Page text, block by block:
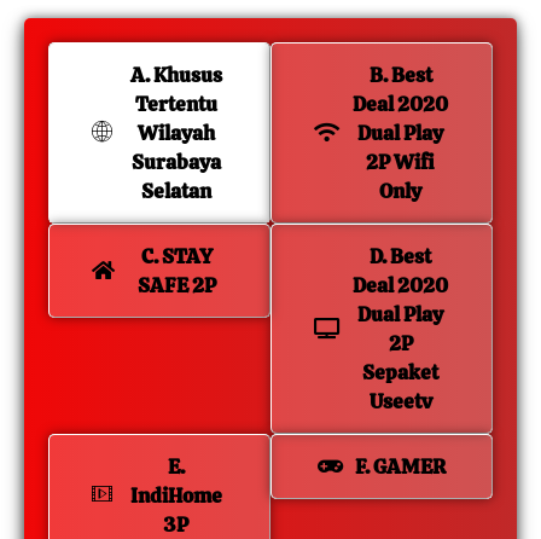
A. Khusus
Tertentu
Wilayah
Surabaya
Selatan
B. Best
Deal 2020
Dual Play
2P Wifi
Only
C. STAY
SAFE 2P
D. Best
Deal 2020
Dual Play
2P
Sepaket
Useetv
E.
IndiHome
3P
F. GAMER